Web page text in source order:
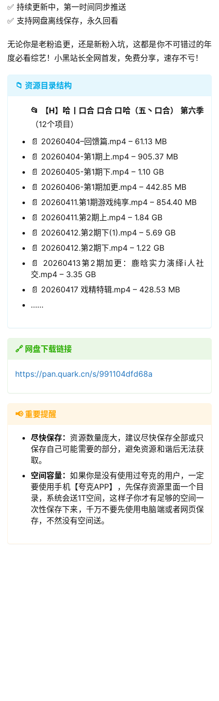
券
✅ 持续更新中，第一时间同步推送
✅ 支持网盘离线保存，永久回看
无论你是老粉追更，还是新粉入坑，这都是你不可错过的年
度必看综艺！小黑站长全网首发，免费分享，速存不亏！
📁 资源目录结构
📂 【H】哈丨口合 口合 口哈（五丶口合） 第六季
（12个项目）
📄 20260404–回馈篇.mp4 – 61.13 MB
📄 20260404-第1期上.mp4 – 905.37 MB
📄 20260405-第1期下.mp4 – 1.10 GB
📄 20260406-第1期加更.mp4 – 442.85 MB
📄 20260411.第1期游戏纯享.mp4 – 854.40 MB
📄 20260411.第2期上.mp4 – 1.84 GB
📄 20260412.第2期下(1).mp4 – 5.69 GB
📄 20260412.第2期下.mp4 – 1.22 GB
📄 20260413第2期加更：鹿晗实力演绎i人社
交.mp4 – 3.35 GB
📄 20260417 戏精特辑.mp4 – 428.53 MB
……
🔗 网盘下载链接
https://pan.quark.cn/s/991104dfd68a
📢 重要提醒
尽快保存： 资源数量庞大，建议尽快保存全部或只
保存自己可能需要的部分，避免资源和谐后无法获
取。
空间容量：如果你是没有使用过夸克的用户，一定
要使用手机【夸克APP】，先保存资源里面一个目
录，系统会送1T空间，这样子你才有足够的空间一
次性保存下来，千万不要先使用电脑端或者网页保
存，不然没有空间送。